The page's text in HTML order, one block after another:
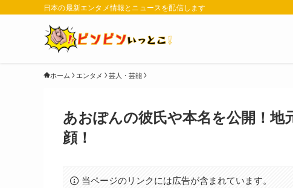
日本の最新エンタメ情報とニュースを配信します
ホーム エンタメ 芸人・芸能
あおぽんの彼氏や本名を公開！
顔！
当ページのリンクには広告が含まれています。